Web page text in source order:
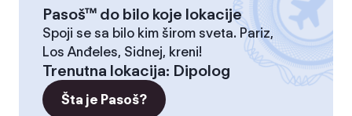
Pasoš™ do bilo koje lokacije
Spoji se sa bilo kim širom sveta. Pariz,
Los Anđeles, Sidnej, kreni!
Trenutna lokacija: Dipolog
Šta je Pasoš?